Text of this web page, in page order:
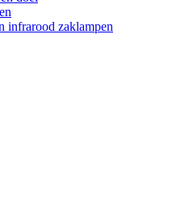
infrarood zaklampen